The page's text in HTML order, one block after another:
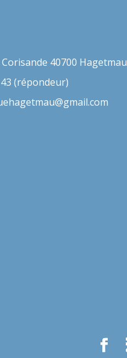
40700 Hagetmau
(répondeur)